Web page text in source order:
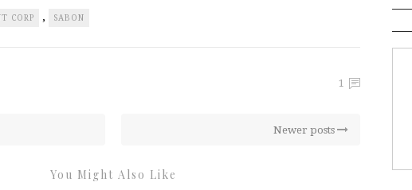
CORP , SABON
1
Newer posts
You Might Also Like